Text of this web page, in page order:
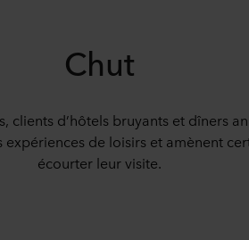
Chut
clients d’hôtels bruyants et dîners
de loisirs et amènent
écourter leur visite.